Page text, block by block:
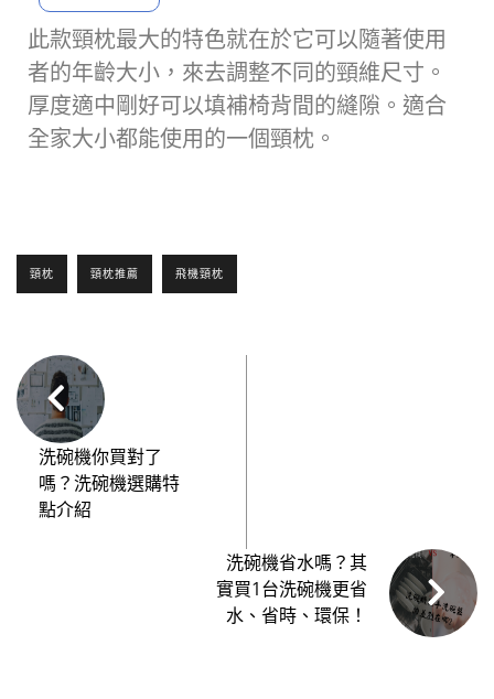
此款頸枕最大的特色就在於它可以隨著使用
者的年齡大小，來去調整不同的頸維尺寸。
厚度適中剛好可以填補椅背間的縫隙。適合
全家大小都能使用的一個頸枕。
頸枕 頸枕推薦 飛機頸枕
洗碗機你買對了
嗎？洗碗機選購特
點介紹
洗碗機省水嗎？其
實買1台洗碗機更省
水、省時、環保！